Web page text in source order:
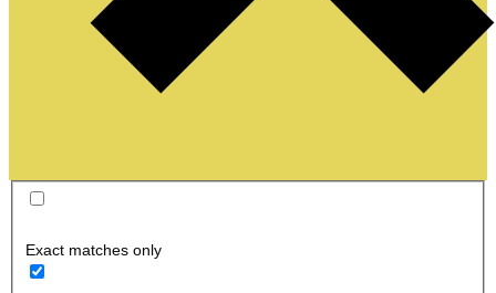
Exact matches only